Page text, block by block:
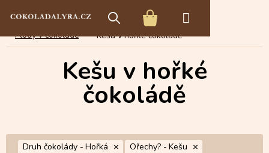
NÁKUPNÍ
KOŠÍK
E-shop s čokoládou Čokoládové speciality
Plody v čokoládě Kešu v hořké čokoládě
Kešu v hořké
čokoládě
Druh čokolády - Hořká Ořechy? - Kešu